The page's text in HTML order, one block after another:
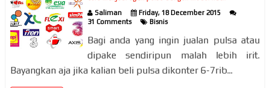
Saliman
Friday, 18 December 2015
31 Comments
Bisnis
Bagi anda yang ingin jualan pulsa atau
dipake sendiripun malah lebih irit.
Bayangkan aja jika kalian beli pulsa dikonter 6-7rib...